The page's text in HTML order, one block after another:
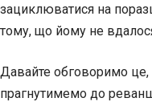
зациклюватися на
тому, що йому не
Давайте обговоримо це,
прагнутимемо до